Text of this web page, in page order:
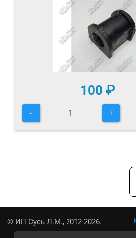
100 ₽
- +
© ИП Сусь Л.М., 2012-2026.